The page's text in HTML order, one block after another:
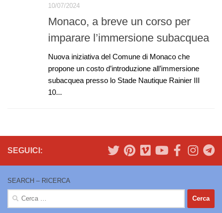
10/07/2024
Monaco, a breve un corso per
imparare l’immersione subacquea
Nuova iniziativa del Comune di Monaco che
propone un costo d’introduzione all’immersione
subacquea presso lo Stade Nautique Rainier III
10...
SEGUICI:
SEARCH – RICERCA
Ricerca